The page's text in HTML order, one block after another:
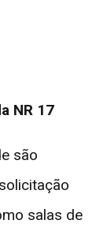
NR 17
são
salas de